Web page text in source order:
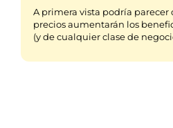
A primera vista podría parecer
precios aumentarán los
(y de cualquier clase de